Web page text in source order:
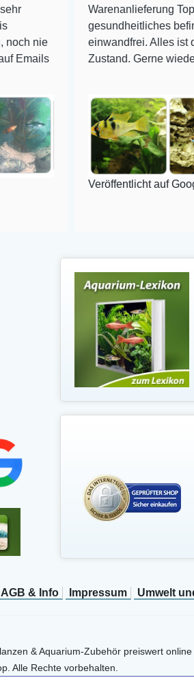
Warenanlieferung Top und
gesundheitliches befinden
einwandfrei. Alles ist quick
Zustand. Gerne wieder 😃
Veröffentlicht auf Google
AGB & Info Impressum Umwelt
& Aquarium-Zubehör preiswert online
Alle Rechte vorbehalten.